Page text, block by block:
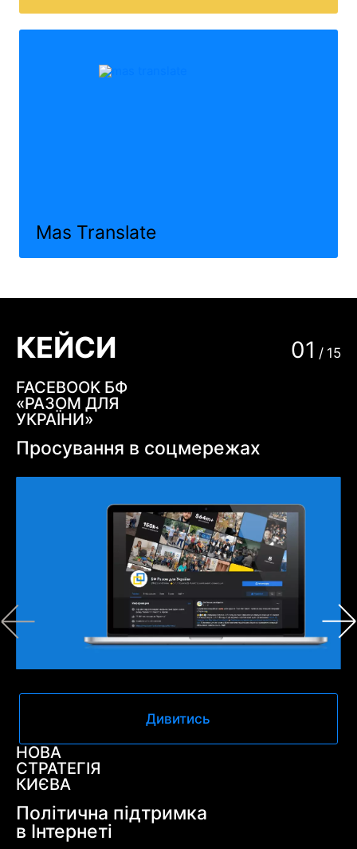
Mas Translate
КЕЙСИ 01 / 15
FACEBOOK БФ
«РАЗОМ ДЛЯ
УКРАЇНИ»
Просування в соцмережах
Дивитись
НОВА
СТРАТЕГІЯ
КИЄВА
Політична підтримка
в Інтернеті